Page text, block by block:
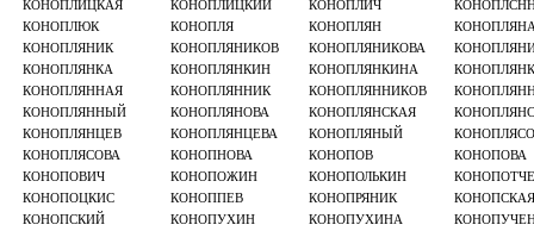
КОНОПЛИЦКАЯ
КОНОПЛИЦКИЙ КОНОПЛИЧ
КОНОПЛЮК
КОНОПЛЯ КОНОПЛЯН
КОНОПЛЯНИК
КОНОПЛЯНИКОВ КОНОПЛЯНИКОВА
КОНОПЛЯНКА
КОНОПЛЯНКИН КОНОПЛЯНКИНА
КОНОПЛЯННАЯ
КОНОПЛЯННИК КОНОПЛЯННИКОВ
КОНОПЛЯННЫЙ
КОНОПЛЯНОВА КОНОПЛЯНСКАЯ
КОНОПЛЯНЦЕВ
КОНОПЛЯНЦЕВА КОНОПЛЯНЫЙ
КОНОПЛЯСОВА
КОНОПНОВА КОНОПОВ
КОНОПОВА
КОНОПОВИЧ
КОНОПОЖИН КОНОПОЛЬКИН
КОНОПОЦКИС
КОНОППЕВ КОНОПРЯНИК
КОНОПСКАЯ
КОНОПСКИЙ
КОНОПУХИН КОНОПУХИНА